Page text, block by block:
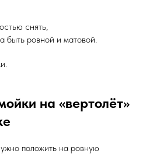
снять,
быть ровной и матовой.
на «вертолёт»
положить на ровную